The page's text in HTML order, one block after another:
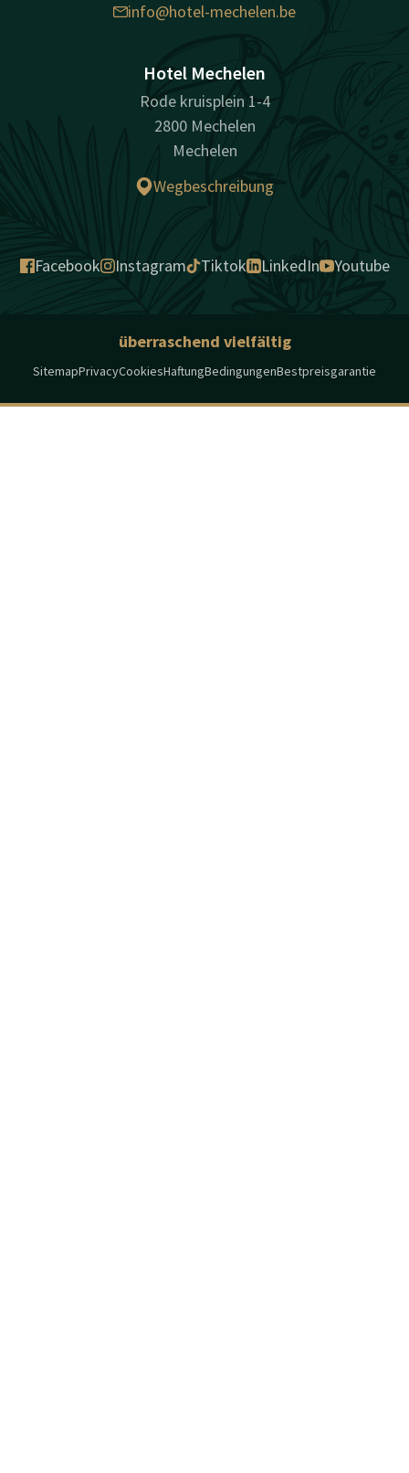
info@hotel-mechelen.be
Hotel Mechelen
Rode kruisplein 1-4
2800 Mechelen
Mechelen
Wegbeschreibung
Facebook Instagram Tiktok LinkedIn Youtube
überraschend vielfältig
SitemapPrivacyCookiesHaftungBedingungenBestpreisgarantie